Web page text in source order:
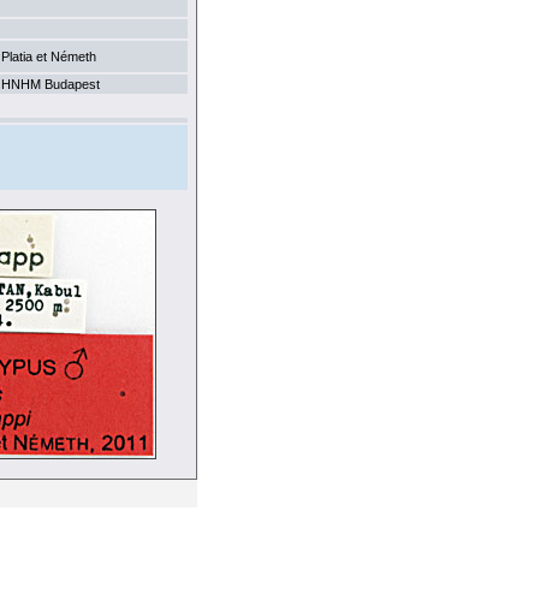
Platia et Németh
HNHM Budapest